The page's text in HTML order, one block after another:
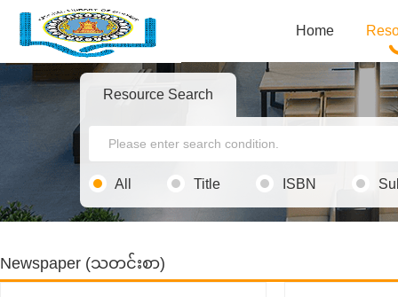
Home
Resource Search
All Title ISBN
Newspaper (သတင်းစာ)